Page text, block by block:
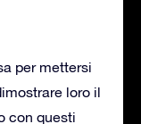
per mettersi
loro il
con questi